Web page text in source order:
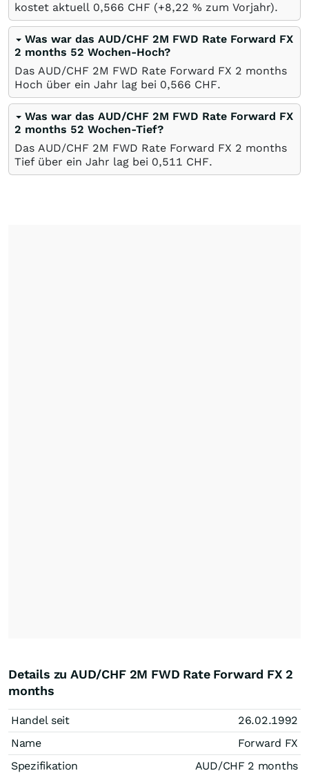
kostet aktuell 0,566 CHF (+8,22 % zum Vorjahr).
Was war das AUD/CHF 2M FWD Rate Forward FX
2 months 52 Wochen-Hoch?
Das AUD/CHF 2M FWD Rate Forward FX 2 months
Hoch über ein Jahr lag bei 0,566 CHF.
Was war das AUD/CHF 2M FWD Rate Forward FX
2 months 52 Wochen-Tief?
Das AUD/CHF 2M FWD Rate Forward FX 2 months
Tief über ein Jahr lag bei 0,511 CHF.
Details zu AUD/CHF 2M FWD Rate Forward FX 2
months
Handel seit
26.02.1992
Name
Forward FX
Spezifikation
AUD/CHF 2 months